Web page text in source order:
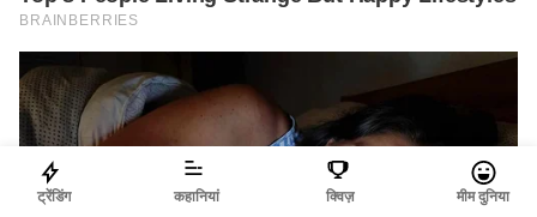
ट्रेंडिंग कहानियां क्विज़ मीम दुनिया